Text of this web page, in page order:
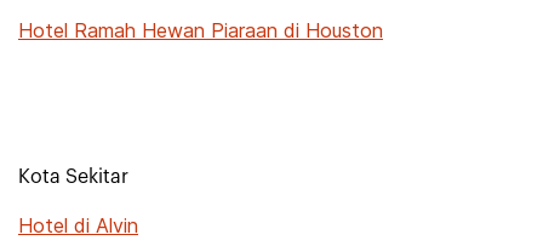
Hotel Ramah Hewan Piaraan di Houston
Kota Sekitar
Hotel di Alvin